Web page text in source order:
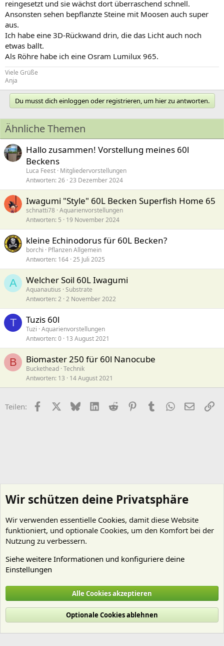
reingesetzt und sie wächst dort überraschend schnell.
Ansonsten sehen bepflanzte Steine mit Moosen auch super
aus.
Ich habe eine 3D-Rückwand drin, die das Licht auch noch
etwas ballt.
Als Röhre habe ich eine Osram Lumilux 965.
Viele Grüße
Anja
Du musst dich einloggen oder registrieren, um hier zu antworten.
Ähnliche Themen
Hallo zusammen! Vorstellung meines 60l
Beckens
Luca Feest Mitgliedervorstellungen
Antworten 26 23 Dezember 2024
Iwagumi "Style" 60L Becken Superfish Home 65
schnatti78 Aquarienvorstellungen
Antworten 5 19 November 2024
kleine Echinodorus für 60L Becken?
borchi
Pflanzen Allgemein
Antworten 164 25 Juli 2025
A Welcher Soil 60L Iwagumi
Aquanautius Substrate
Antworten 2 2 November 2022
T Tuzis 60l
Tuzi Aquarienvorstellungen
Antworten 0 13 August 2021
B Biomaster 250 für 60l Nanocube
Buckethead Technik
Antworten 13 14 August 2021
Teilen: FacebookX (Twitter)
BlueskyLinkedIn
Reddit PinterestTumblr WhatsApp
E-Mail
Cookies
Deutsch (Du)
Nutzungsbedingungen
Datenschutz Hilfe und Impressum
R
Wir schützen deine Privatsphäre
Wir verwenden essentielle Cookies, damit diese Website
funktioniert, und optionale Cookies, um den Komfort bei der
Nutzung zu verbessern.
Siehe weitere Informationen und konfiguriere deine
Einstellungen
Alle Cookies akzeptieren
Optionale Cookies ablehnen